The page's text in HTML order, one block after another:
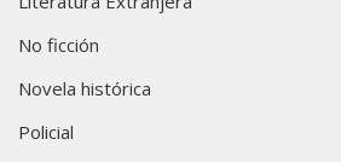
No ficción
Novela histórica
Policial